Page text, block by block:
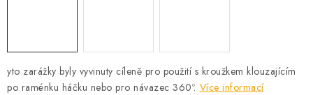
Lov s lodí
yto zarážky byly vyvinuty cíleně pro použití s kroužkem klouzajícím
po raménku háčku nebo pro návazec 360º. Více informací